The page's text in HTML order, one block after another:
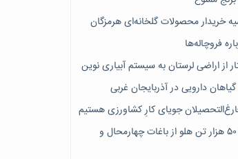
خریدار محصولات گلخانه‌ای هرمزگان
فروچاله‌ها
جویای کارِ کشاورزی هستیم
پیش‎‌بینی برداشت ۵۰ هزار تن هلو از باغات چهارمحال و